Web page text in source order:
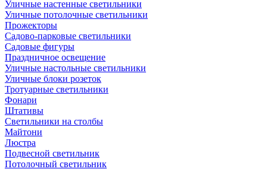
Уличные настенные светильники
Уличные потолочные светильники
Прожекторы
Садово-парковые светильники
Садовые фигуры
Праздничное освещение
Уличные настольные светильники
Уличные блоки розеток
Тротуарные светильники
Фонари
Штативы
Светильники на столбы
Майтони
Люстра
Подвесной светильник
Потолочный светильник